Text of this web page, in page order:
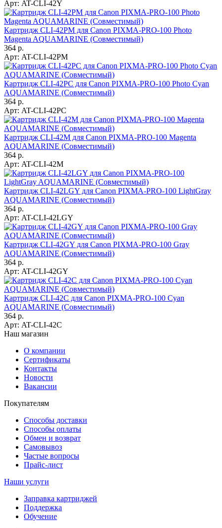
Арт: AT-CLI-42Y
Картридж CLI-42PM для Canon PIXMA-PRO-100 Photo
Magenta AQUAMARINE (Совместимый)
364 р.
Арт: AT-CLI-42PM
Картридж CLI-42PC для Canon PIXMA-PRO-100 Photo Cyan
AQUAMARINE (Совместимый)
364 р.
Арт: AT-CLI-42PC
Картридж CLI-42M для Canon PIXMA-PRO-100 Magenta
AQUAMARINE (Совместимый)
364 р.
Арт: AT-CLI-42M
Картридж CLI-42LGY для Canon PIXMA-PRO-100 LightGray
AQUAMARINE (Совместимый)
364 р.
Арт: AT-CLI-42LGY
Картридж CLI-42GY для Canon PIXMA-PRO-100 Gray
AQUAMARINE (Совместимый)
364 р.
Арт: AT-CLI-42GY
Картридж CLI-42C для Canon PIXMA-PRO-100 Cyan
AQUAMARINE (Совместимый)
364 р.
Арт: AT-CLI-42C
Наш магазин
О компании
Сертификаты
Контакты
Новости
Вакансии
Покупателям
Способы доставки
Способы оплаты
Обмен и возврат
Самовывоз
Частые вопросы
Прайс-лист
Наши услуги
Заправка картриджей
Поддержка
Обучение